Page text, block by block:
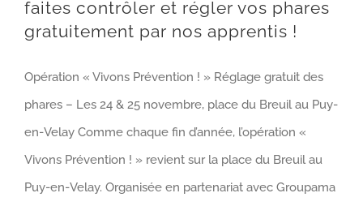
faites contrôler et régler vos phares
gratuitement par nos apprentis !
Opération « Vivons Prévention ! » Réglage gratuit des
phares – Les 24 & 25 novembre, place du Breuil au Puy-
en-Velay Comme chaque fin d’année, l’opération «
Vivons Prévention ! » revient sur la place du Breuil au
Puy-en-Velay. Organisée en partenariat avec Groupama